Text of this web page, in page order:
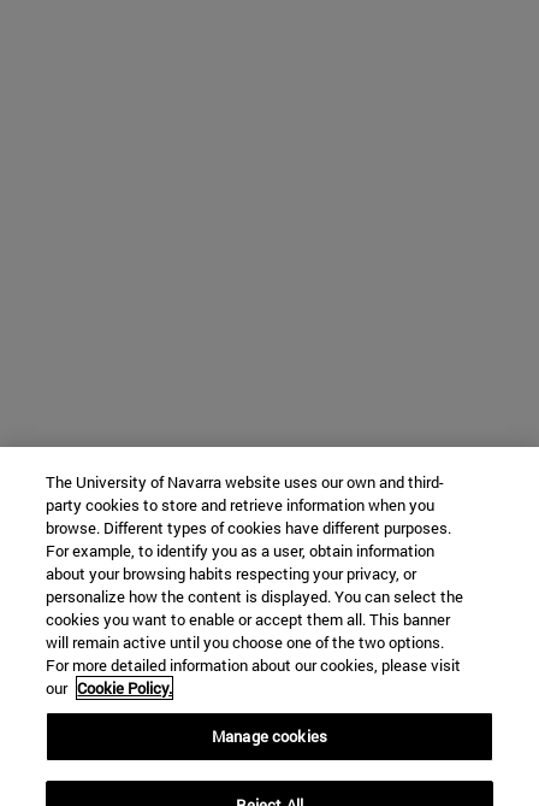
The University of Navarra website uses our own and third-
party cookies to store and retrieve information when you
browse. Different types of cookies have different purposes.
For example, to identify you as a user, obtain information
about your browsing habits respecting your privacy, or
personalize how the content is displayed. You can select the
cookies you want to enable or accept them all. This banner
will remain active until you choose one of the two options.
For more detailed information about our cookies, please visit
our Cookie Policy.
Manage cookies